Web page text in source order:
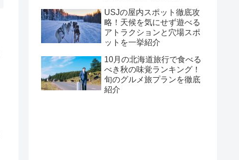
USJの屋内スポット徹底攻
略！天候を気にせず遊べる
アトラクションと穴場スポ
ットを一挙紹介
10月の北海道旅行で食べる
べき秋の味覚ランキング！
旬のグルメ旅プランを徹底
紹介